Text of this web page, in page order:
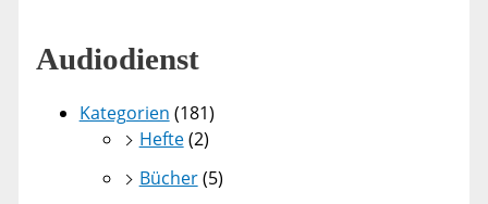
Audiodienst
Kategorien (181)
Hefte(2)
Bücher(5)